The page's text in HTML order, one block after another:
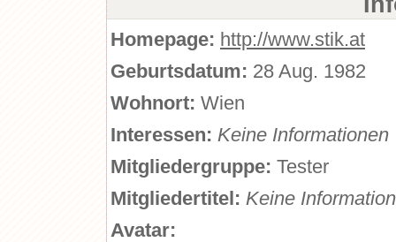
Homepage: http://www.stik.at
Geburtsdatum: 28 Aug. 1982
Wohnort: Wien
Interessen: Keine Informationen
Mitgliedergruppe: Tester
Mitgliedertitel: Keine
Avatar: